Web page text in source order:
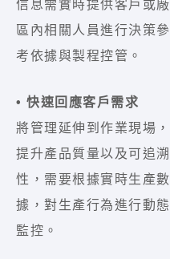
信息需實時提供客戶或廠
區內相關人員進行決策參
考依據與製程控管。
• 快速回應客戶需求
將管理延伸到作業現場，
提升產品質量以及可追溯
性，需要根據實時生產數
據，對生產行為進行動態
監控。